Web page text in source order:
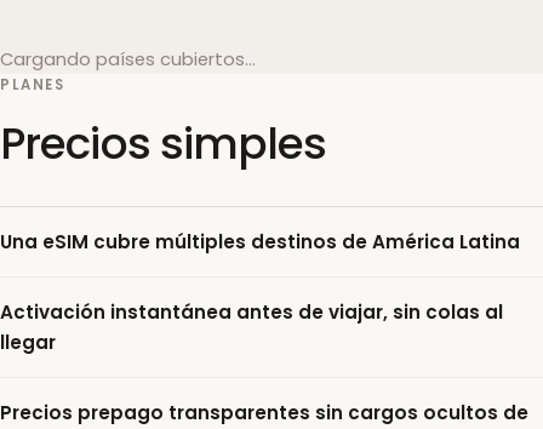
Cargando países cubiertos…
PLANES
Precios simples
Una eSIM cubre múltiples destinos de América Latina
Activación instantánea antes de viajar, sin colas al
llegar
Precios prepago transparentes sin cargos ocultos de